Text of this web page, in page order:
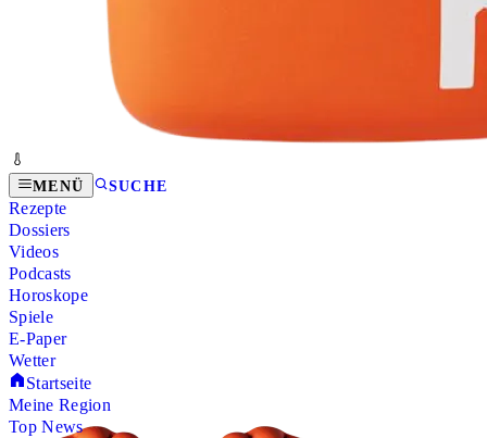
MENÜ SUCHE
Rezepte
Dossiers
Videos
Podcasts
Horoskope
Spiele
E-Paper
Wetter
Startseite
Meine Region
Top News